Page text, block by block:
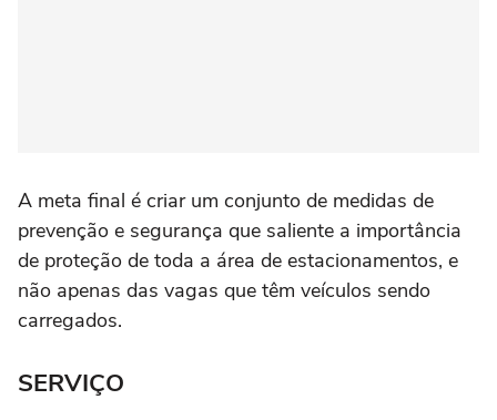
A meta final é criar um conjunto de medidas de
prevenção e segurança que saliente a importância
de proteção de toda a área de estacionamentos, e
não apenas das vagas que têm veículos sendo
carregados.
SERVIÇO